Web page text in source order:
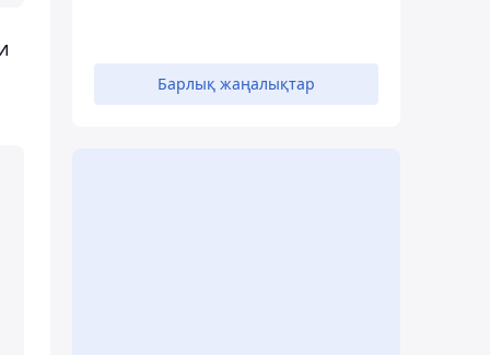
Барлық жаңалықтар